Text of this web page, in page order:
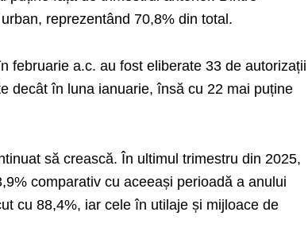
reprezentând 70,8% din total.
februarie a.c. au fost eliberate 33 de autorizații
decât în luna ianuarie, însă cu 22 mai puține
să crească. În ultimul trimestru din 2025,
comparativ cu aceeași perioadă a anului
cu 88,4%, iar cele în utilaje și mijloace de